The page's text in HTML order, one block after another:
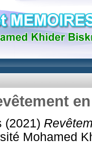
(2021)
Mohamed